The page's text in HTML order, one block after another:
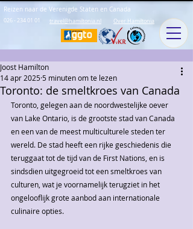
Reizen naar de Verenigde Staten en Canada
026 - 234 01 01 Over Hamiltonia
travel@hamiltonia.nl
Toronto: de smeltkroes van Canada
Joost Hamilton
14 apr 20255 minuten om te lezen
Toronto, gelegen aan de noordwestelijke oever
van Lake Ontario, is de grootste stad van Canada
en een van de meest multiculturele steden ter
wereld. De stad heeft een rijke geschiedenis die
teruggaat tot de tijd van de First Nations, en is
sindsdien uitgegroeid tot een smeltkroes van
culturen, wat je voornamelijk terugziet in het
ongelooflijk grote aanbod aan internationale
culinaire opties.